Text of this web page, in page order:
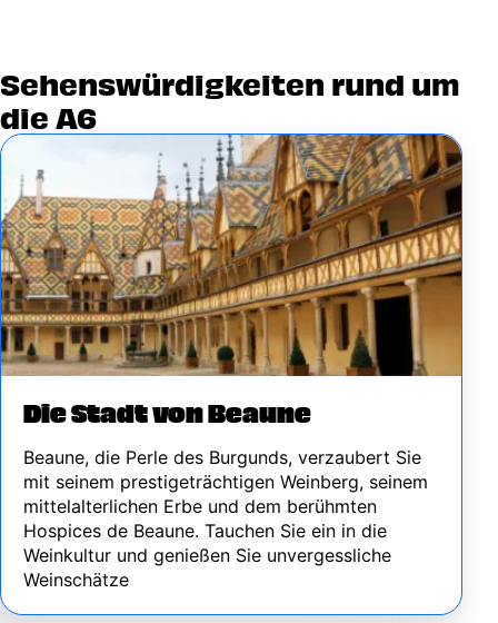
Sehenswürdigkeiten rund um
die A6
Image
Die Stadt von Beaune
Beaune, die Perle des Burgunds, verzaubert Sie
mit seinem prestigeträchtigen Weinberg, seinem
mittelalterlichen Erbe und dem berühmten
Hospices de Beaune. Tauchen Sie ein in die
Weinkultur und genießen Sie unvergessliche
Weinschätze